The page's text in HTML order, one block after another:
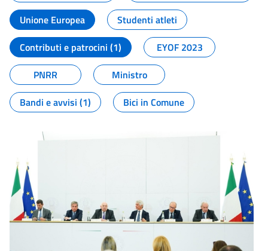
Unione Europea
Studenti atleti
Contributi e patrocini (1)
EYOF 2023
PNRR
Ministro
Bandi e avvisi (1)
Bici in Comune